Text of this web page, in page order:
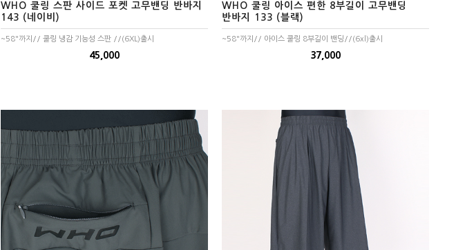
WHO 쿨링 스판 사이드 포켓 고무밴딩 반바지
143 (네이비)
~58"까지// 쿨링 냉감 기능성 스판 //(6XL)출시
45,000
WHO 쿨링 아이스 편한 8부길이 고무밴딩
반바지 133 (블랙)
~58"까지// 아이스 쿨링 8부길이 밴딩//(6xl)출시
37,000